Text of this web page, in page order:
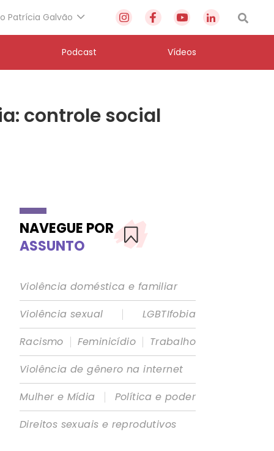
Patrícia Galvão
Podcast Vídeos
controle social
NAVEGUE POR
ASSUNTO
Violência doméstica e familiar
Violência sexual
|
LGBTIfobia
Racismo | Feminicídio | Trabalho
Violência de gênero na internet
Mulher e Mídia
|
Política e poder
Direitos sexuais e reprodutivos